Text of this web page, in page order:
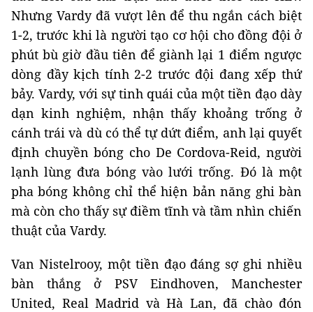
Nhưng Vardy đã vượt lên để thu ngắn cách biệt
1-2, trước khi là người tạo cơ hội cho đồng đội ở
phút bù giờ đầu tiên để giành lại 1 điểm ngược
dòng đầy kịch tính 2-2 trước đội đang xếp thứ
bảy. Vardy, với sự tinh quái của một tiền đạo dày
dạn kinh nghiệm, nhận thấy khoảng trống ở
cánh trái và dù có thể tự dứt điểm, anh lại quyết
định chuyền bóng cho De Cordova-Reid, người
lạnh lùng đưa bóng vào lưới trống. Đó là một
pha bóng không chỉ thể hiện bản năng ghi bàn
mà còn cho thấy sự điềm tĩnh và tầm nhìn chiến
thuật của Vardy.
Van Nistelrooy, một tiền đạo đáng sợ ghi nhiều
bàn thắng ở PSV Eindhoven, Manchester
United, Real Madrid và Hà Lan, đã chào đón